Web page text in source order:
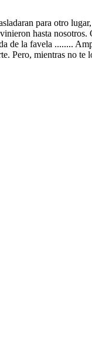
para otro
hasta
de la favela ........
Pero, mientras no